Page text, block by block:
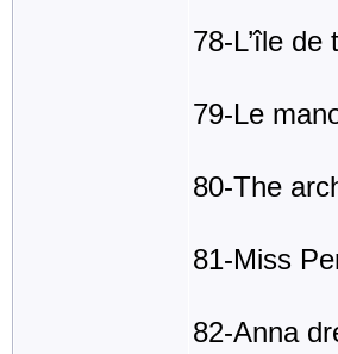
78-L’île
79-Le
80-The
81-Miss
82-Anna